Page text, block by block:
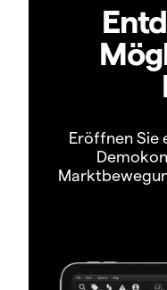
Eröffnen Sie